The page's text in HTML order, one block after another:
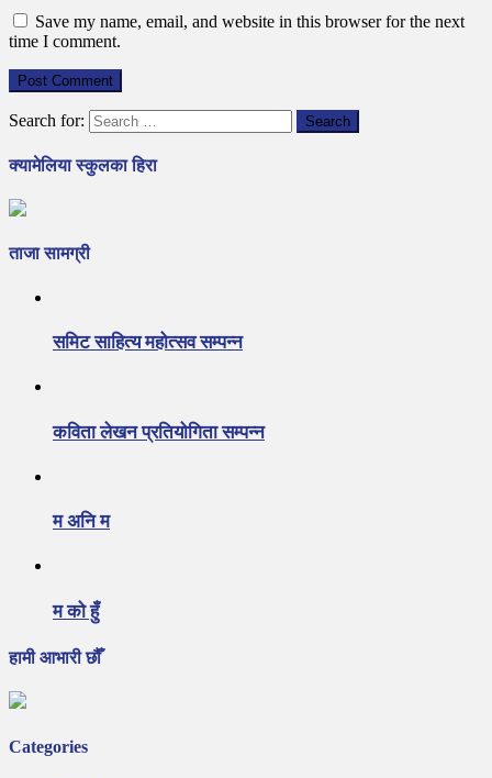
Save my name, email, and website in this browser for the next
time I comment.
Search for:
क्यामेलिया स्कुलका हिरा
ताजा सामग्री
समिट साहित्य महोत्सव सम्पन्न
कविता लेखन प्रतियोगिता सम्पन्न
म अनि म
म को हुँ
हामी आभारी छौँ
Categories